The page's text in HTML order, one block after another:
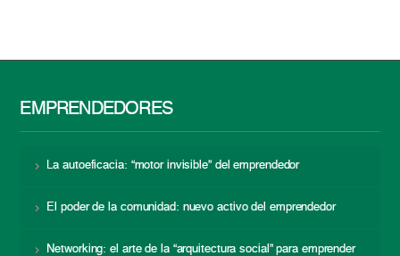
EMPRENDEDORES
La autoeficacia: “motor invisible” del emprendedor
El poder de la comunidad: nuevo activo del emprendedor
Networking: el arte de la “arquitectura social” para emprender